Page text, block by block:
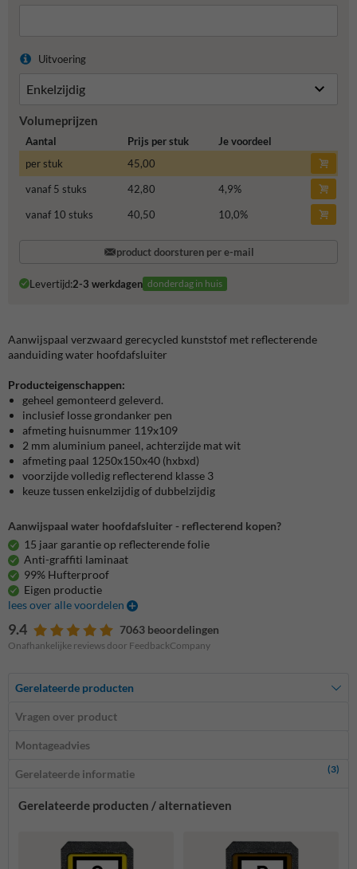
Uitvoering
Volumeprijzen
Aantal Prijs per stuk
Je voordeel
per stuk
45,00
vanaf 5 stuks
42,80 4,9%
vanaf 10 stuks
40,50 10,0%
product doorsturen per e-mail
Levertijd:2-3 werkdagen donderdag in huis
Aanwijspaal verzwaard gerecycled kunststof met reflecterende
aanduiding water hoofdafsluiter
Producteigenschappen:
geheel gemonteerd geleverd.
inclusief losse grondanker pen
afmeting huisnummer 119x109
2 mm aluminium paneel, achterzijde mat wit
afmeting paal 1250x150x40 (hxbxd)
voorzijde volledig reflecterend klasse 3
keuze tussen enkelzijdig of dubbelzijdig
Aanwijspaal water hoofdafsluiter - reflecterend kopen?
15 jaar garantie op reflecterende folie
Anti-graffiti laminaat
99% Hufterproof
Eigen productie
lees over alle voordelen
9.4 7063 beoordelingen
Onafhankelijke reviews door FeedbackCompany
Gerelateerde producten
Vragen over product
Montageadvies
Gerelateerde informatie (3)
Gerelateerde producten / alternatieven